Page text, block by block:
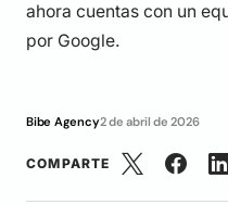
ahora cuentas con un
por Google.
Bibe Agency2 de abril de 2026
COMPARTE